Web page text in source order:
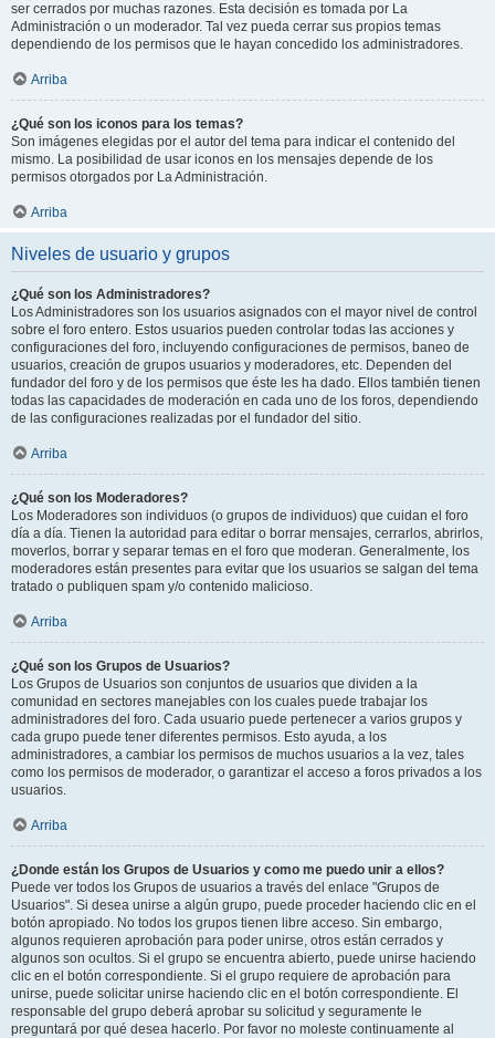
ser cerrados por muchas razones. Esta decisión es tomada por La
Administración o un moderador. Tal vez pueda cerrar sus propios temas
dependiendo de los permisos que le hayan concedido los administradores.
Arriba
¿Qué son los iconos para los temas?
Son imágenes elegidas por el autor del tema para indicar el contenido del
mismo. La posibilidad de usar iconos en los mensajes depende de los
permisos otorgados por La Administración.
Arriba
Niveles de usuario y grupos
¿Qué son los Administradores?
Los Administradores son los usuarios asignados con el mayor nivel de control
sobre el foro entero. Estos usuarios pueden controlar todas las acciones y
configuraciones del foro, incluyendo configuraciones de permisos, baneo de
usuarios, creación de grupos usuarios y moderadores, etc. Dependen del
fundador del foro y de los permisos que éste les ha dado. Ellos también tienen
todas las capacidades de moderación en cada uno de los foros, dependiendo
de las configuraciones realizadas por el fundador del sitio.
Arriba
¿Qué son los Moderadores?
Los Moderadores son individuos (o grupos de individuos) que cuidan el foro
día a día. Tienen la autoridad para editar o borrar mensajes, cerrarlos, abrirlos,
moverlos, borrar y separar temas en el foro que moderan. Generalmente, los
moderadores están presentes para evitar que los usuarios se salgan del tema
tratado o publiquen spam y/o contenido malicioso.
Arriba
¿Qué son los Grupos de Usuarios?
Los Grupos de Usuarios son conjuntos de usuarios que dividen a la
comunidad en sectores manejables con los cuales puede trabajar los
administradores del foro. Cada usuario puede pertenecer a varios grupos y
cada grupo puede tener diferentes permisos. Esto ayuda, a los
administradores, a cambiar los permisos de muchos usuarios a la vez, tales
como los permisos de moderador, o garantizar el acceso a foros privados a los
usuarios.
Arriba
¿Donde están los Grupos de Usuarios y como me puedo unir a ellos?
Puede ver todos los Grupos de usuarios a través del enlace "Grupos de
Usuarios". Si desea unirse a algún grupo, puede proceder haciendo clic en el
botón apropiado. No todos los grupos tienen libre acceso. Sin embargo,
algunos requieren aprobación para poder unirse, otros están cerrados y
algunos son ocultos. Si el grupo se encuentra abierto, puede unirse haciendo
clic en el botón correspondiente. Si el grupo requiere de aprobación para
unirse, puede solicitar unirse haciendo clic en el botón correspondiente. El
responsable del grupo deberá aprobar su solicitud y seguramente le
preguntará por qué desea hacerlo. Por favor no moleste continuamente al